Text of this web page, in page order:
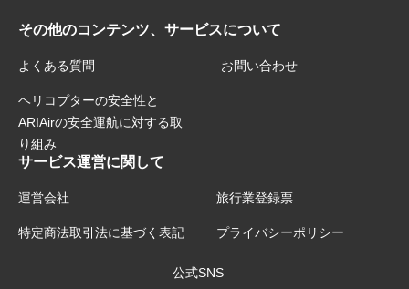
その他のコンテンツ、サービスについて
よくある質問 お問い合わせ
ヘリコプターの安全性と
ARIAirの安全運航に対する取
り組み
サービス運営に関して
運営会社 旅行業登録票
特定商法取引法に基づく表記 プライバシーポリシー
公式SNS